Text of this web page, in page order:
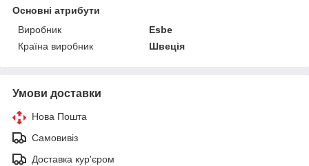
Основні атрибути
Виробник
Esbe
Країна виробник
Швеція
Умови доставки
Нова Пошта
Самовивіз
Доставка кур'єром